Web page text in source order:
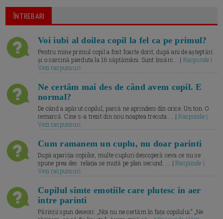
ÎNTREBARI
Voi iubi al doilea copil la fel ca pe primul?
Pentru mine primul copil a fost foarte dorit, după ani de așteptări
și o sarcină pierduta la 16 săptămâni. Sunt însărc... | Raspunde |
Vezi raspunsuri
Ne certăm mai des de când avem copil. E
normal?
De când a apărut copilul, parcă ne aprindem din orice. Un ton. O
remarcă. Cine s-a trezit din nou noaptea trecuta.... |Raspunde |
Vezi raspunsuri
Cum ramanem un cuplu, nu doar parinti
După apariția copiilor, multe cupluri descoperă ceva ce nu se
spune prea des: relația se mută pe plan secund. ... |Raspunde |
Vezi raspunsuri
Copilul simte emotiile care plutesc in aer
intre parinti
Părinții spun deseori: „Noi nu ne certăm în fața copilului.” „Ne